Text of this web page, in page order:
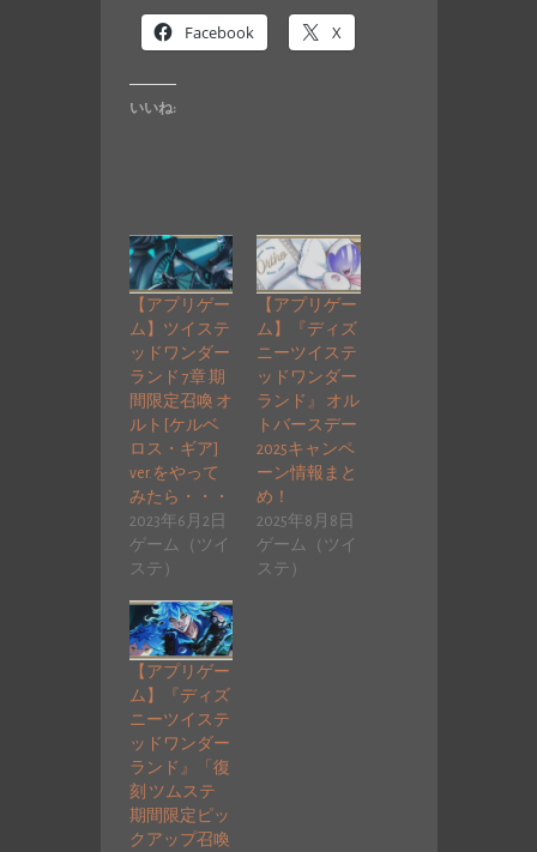
Facebook X
いいね:
【アプリゲー
ム】ツイステ
ッドワンダー
ランド 7章 期
間限定召喚 オ
ルト[ケルベ
ロス・ギア]
ver.をやって
みたら・・・
2023年6月2日
ゲーム（ツイ
ステ）
【アプリゲー
ム】『ディズ
ニーツイステ
ッドワンダー
ランド』 オル
トバースデー
2025キャンペ
ーン情報まと
め！
2025年8月8日
ゲーム（ツイ
ステ）
【アプリゲー
ム】『ディズ
ニーツイステ
ッドワンダー
ランド』「復
刻 ツムステ
期間限定ピッ
クアップ召喚